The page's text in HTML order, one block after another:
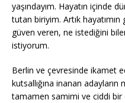
yaşındayım. Hayatın içinde
tutan biriyim. Artık hayatımın
güven veren, ne istediğini
istiyorum.
Berlin ve çevresinde ikamet
kutsallığına inanan
tamamen samimi ve ciddi bir